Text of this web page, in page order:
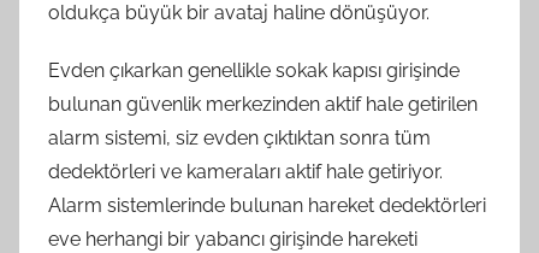
oldukça büyük bir avataj haline dönüşüyor.
Evden çıkarkan genellikle sokak kapısı girişinde
bulunan güvenlik merkezinden aktif hale getirilen
alarm sistemi, siz evden çıktıktan sonra tüm
dedektörleri ve kameraları aktif hale getiriyor.
Alarm sistemlerinde bulunan hareket dedektörleri
eve herhangi bir yabancı girişinde hareketi